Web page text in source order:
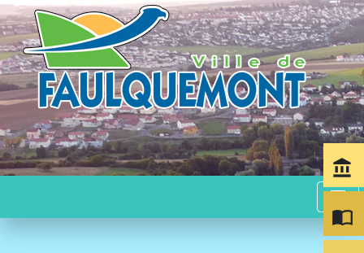
menu
account_balance
import_contacts